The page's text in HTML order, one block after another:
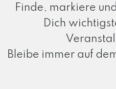
Finde, markiere
Dich
Bleibe immer auf